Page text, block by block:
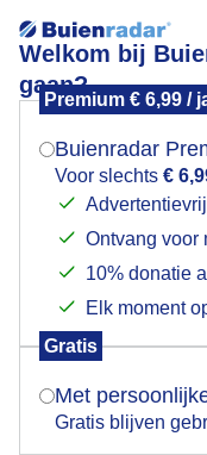
Welkom bij
gaan?
Premium € 6,99 /
Buienradar
Voor slechts €
Ontvang voor
10% donatie
Elk moment
Gratis
Met
Gratis blijven
Grijs bewolkt
Mogen we je
Indien je hier
verschijnt er zo
Is